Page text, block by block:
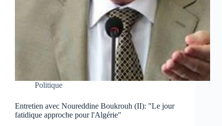
Politique
Entretien avec Noureddine Boukrouh (II): "Le jour
fatidique approche pour l'Algérie"